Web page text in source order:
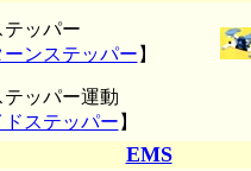
テッパー
ンステッパー 】
テッパー運動
ステッパー 】
EMS